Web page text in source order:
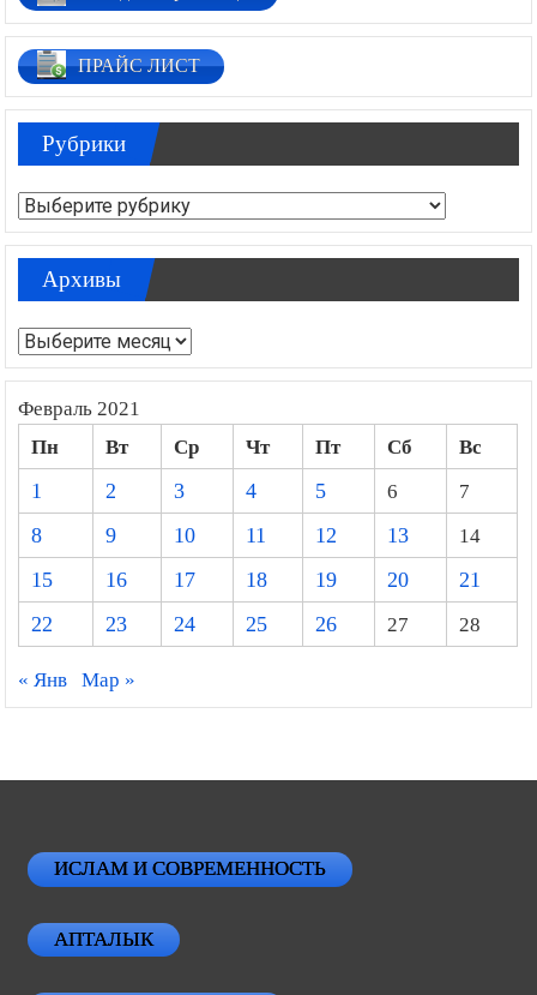
ПРАЙС ЛИСТ
Рубрики
Рубрики
Архивы
Архивы
Февраль 2021
Пн Вт Ср Чт Пт Сб
Вс
1
2 3 4 5 6
7
8
9 10 11 12 13
14
15
16 17 18 19 20
21
22
23 24 25 26 27 28
« Янв Мар »
ИСЛАМ И СОВРЕМЕННОСТЬ
АПТАЛЫК